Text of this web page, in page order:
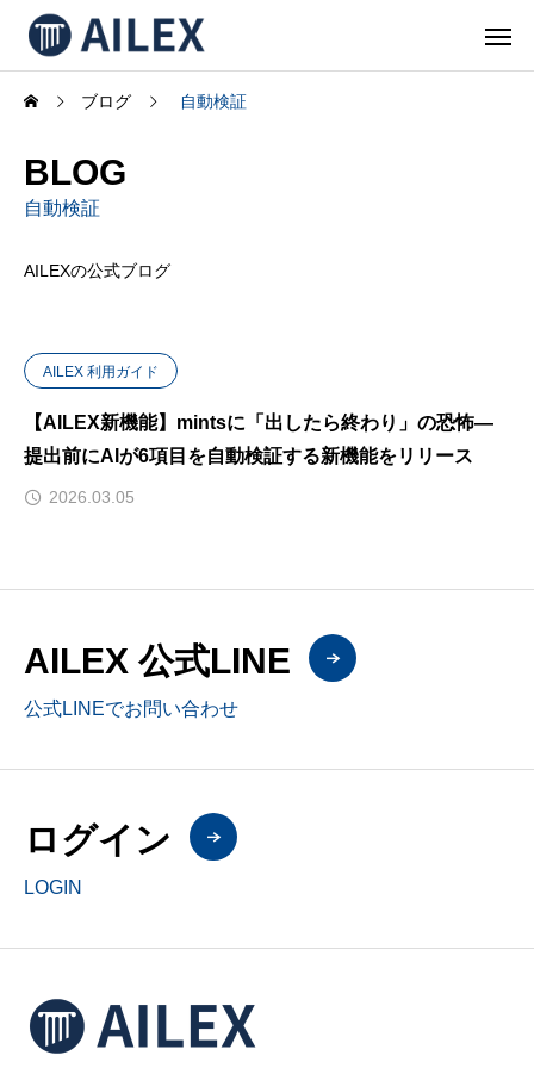
ブログ 自動検証
BLOG
自動検証
AILEXの公式ブログ
AILEX 利用ガイド
【AILEX新機能】mintsに「出したら終わり」の恐怖—
提出前にAIが6項目を自動検証する新機能をリリース
2026.03.05
AILEX 公式LINE
公式LINEでお問い合わせ
ログイン
LOGIN